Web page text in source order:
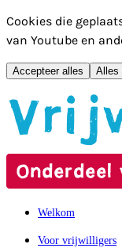
Cookies die
van Youtube en
Accepteer alles Alles
Welkom
Voor vrijwilligers